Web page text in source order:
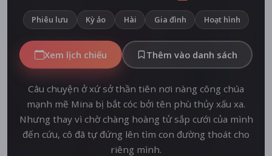
Phiêu lưu Kỳ ảo Hài Gia đình Hoạt hình
Xem lịch chiếu Thêm vào danh sách
Câu chuyện ở xứ sở thần tiên nơi nàng công chúa
mạnh mẽ Mina bị bắt cóc bởi tên phù thủy xấu xa.
Nhưng thay vì chờ chàng hoàng tử sắp cưới của mình
đến cứu, cô đã tự đứng lên tìm con đường thoát cho
riêng mình.